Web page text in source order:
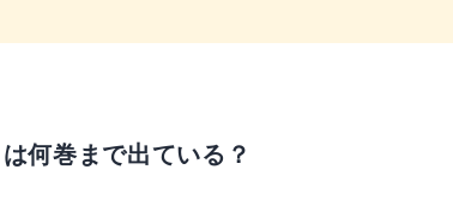
何巻まで出ている？